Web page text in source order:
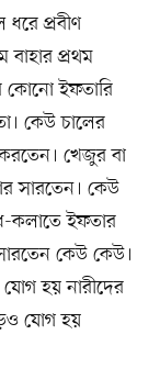
প্রবীণ
প্রথম
কোনো ইফতারি
কেউ চালের
খেজুর বা
সারতেন। কেউ
কলাতে ইফতার
কেউ কেউ।
হয় নারীদের
যোগ হয়